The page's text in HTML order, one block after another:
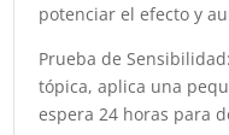
potenciar el efecto y
Prueba de
tópica, aplica una
espera 24 horas para